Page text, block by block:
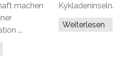
machen
...
Kykladeninseln.
Weiterlesen